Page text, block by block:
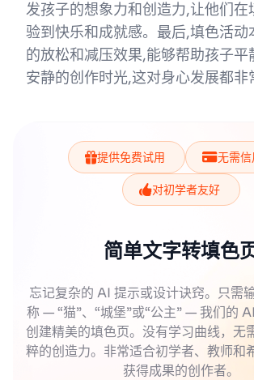
发孩子的想象力和创造力,让他们在
验到快乐和成就感。最后,填色活动
的放松和减压效果,能够帮助孩子平
安静的创作时光,这对身心发展都非
提供免费试用 无需
对初学者友好
简单文字转填色
忘记复杂的 AI 提示或设计诀窍。只需
称 — “猫”、“城堡”或“公主” — 我们的
创建精美的填色页。没有学习曲线，无
粹的创造力。非常适合初学者、教师和
获得成果的创作者。